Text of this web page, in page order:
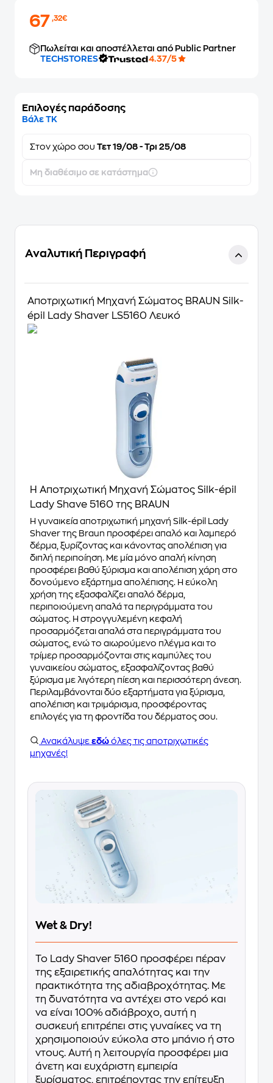
67,32€
Πωλείται και αποστέλλεται από Public Partner
TECHSTORES
4.37/5
Επιλογές παράδοσης
Βάλε ΤΚ
Στον χώρο σου Τετ 19/08 - Τρι 25/08
Μη διαθέσιμο σε κατάστημα
Αναλυτική Περιγραφή
Αποτριχωτική Μηχανή Σώματος BRAUN Silk-
épil Lady Shaver LS5160 Λευκό
Η Αποτριχωτική Μηχανή Σώματος Silk-épil
Lady Shave 5160 της BRAUN
Η γυναικεία αποτριχωτική μηχανή Silk-épil Lady
Shaver της Braun προσφέρει απαλό και λαμπερό
δέρμα, ξυρίζοντας και κάνοντας απολέπιση για
διπλή περιποίηση. Με μία μόνο απαλή κίνηση
προσφέρει βαθύ ξύρισμα και απολέπιση χάρη στο
δονούμενο εξάρτημα απολέπισης. Η εύκολη
χρήση της εξασφαλίζει απαλό δέρμα,
περιποιούμενη απαλά τα περιγράμματα του
σώματος. Η στρογγυλεμένη κεφαλή
προσαρμόζεται απαλά στα περιγράμματα του
σώματος, ενώ το αιωρούμενο πλέγμα και το
τρίμερ προσαρμόζονται στις καμπύλες του
γυναικείου σώματος, εξασφαλίζοντας βαθύ
ξύρισμα με λιγότερη πίεση και περισσότερη άνεση.
Περιλαμβάνονται δύο εξαρτήματα για ξύρισμα,
απολέπιση και τριμάρισμα, προσφέροντας
επιλογές για τη φροντίδα του δέρματος σου.
Ανακάλυψε εδώ όλες τις αποτριχωτικές
μηχανές!
Wet & Dry!
Το Lady Shaver 5160 προσφέρει πέραν
της εξαιρετικής απαλότητας και την
πρακτικότητα της αδιαβροχότητας. Με
τη δυνατότητα να αντέχει στο νερό και
να είναι 100% αδιάβροχο, αυτή η
συσκευή επιτρέπει στις γυναίκες να τη
χρησιμοποιούν εύκολα στο μπάνιο ή στο
ντους. Αυτή η λειτουργία προσφέρει μια
άνετη και ευχάριστη εμπειρία
ξυρίσματος, επιτρέποντας την επίτευξη